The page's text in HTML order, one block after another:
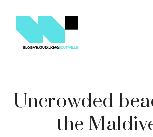
content
Uncrowded
the